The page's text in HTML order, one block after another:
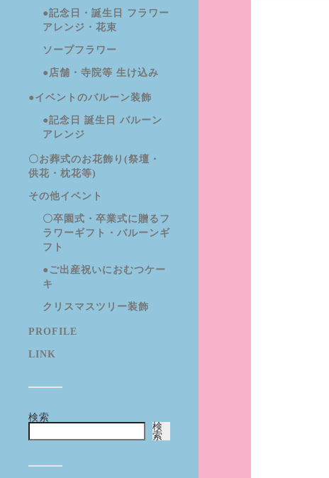
●記念日・誕生日 フラワー
アレンジ・花束
ソープフラワー
●店舗・寺院等 生け込み
●イベントのバルーン装飾
●記念日 誕生日 バルーン
アレンジ
〇お葬式のお花飾り(祭壇・
供花・枕花等)
その他イベント
〇卒園式・卒業式に贈るフ
ラワーギフト・バルーンギ
フト
●ご出産祝いにおむつケー
キ
クリスマスツリー装飾
PROFILE
LINK
検索
検
索